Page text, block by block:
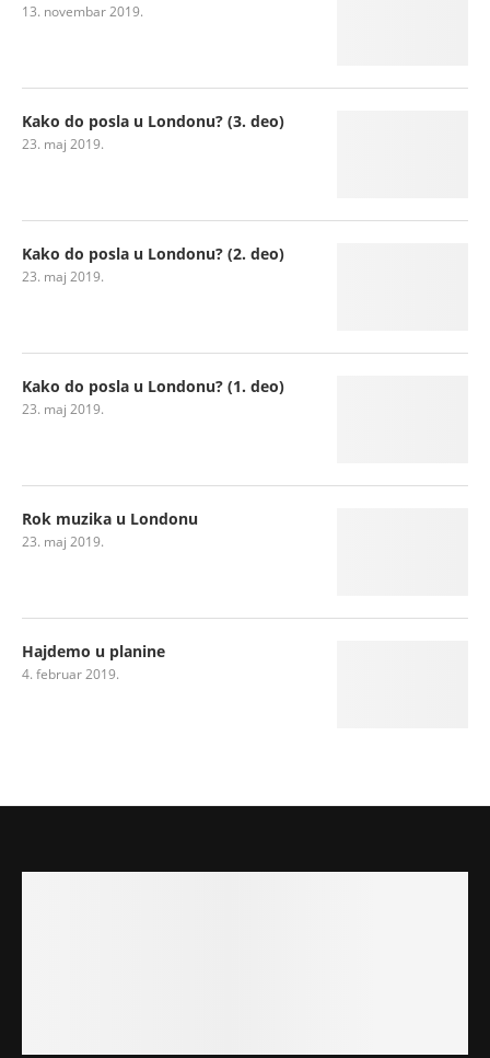
13. novembar 2019.
Kako do posla u Londonu? (3. deo)
23. maj 2019.
Kako do posla u Londonu? (2. deo)
23. maj 2019.
Kako do posla u Londonu? (1. deo)
23. maj 2019.
Rok muzika u Londonu
23. maj 2019.
Hajdemo u planine
4. februar 2019.